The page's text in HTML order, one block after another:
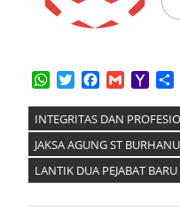
WhatsApp
TwitterFacebook
Gmail
INTEGRITAS DAN
JAKSA AGUNG ST
LANTIK DUA PEJABAT BARU